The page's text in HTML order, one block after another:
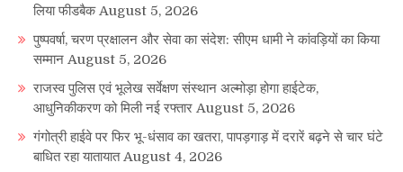
लिया फीडबैक August 5, 2026
पुष्पवर्षा, चरण प्रक्षालन और सेवा का संदेश: सीएम धामी ने कांवड़ियों का किया
सम्मान August 5, 2026
राजस्व पुलिस एवं भूलेख सर्वेक्षण संस्थान अल्मोड़ा होगा हाईटेक,
आधुनिकीकरण को मिली नई रफ्तार August 5, 2026
गंगोत्री हाईवे पर फिर भू-धंसाव का खतरा, पापड़गाड़ में दरारें बढ़ने से चार घंटे
बाधित रहा यातायात August 4, 2026